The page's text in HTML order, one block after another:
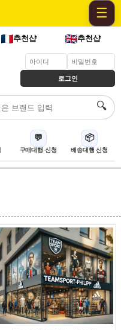
☰
추천샵 추천샵
로그인
🔍
💬
구매대행 신청
📦
배송대행 신청